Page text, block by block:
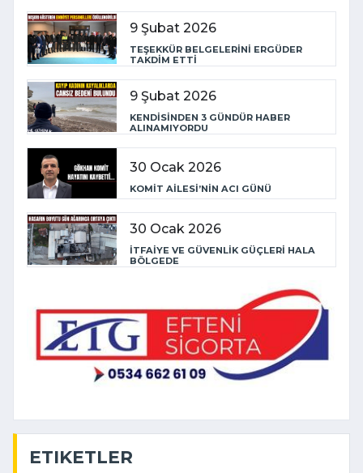
9 Şubat 2026
TEŞEKKÜR BELGELERİNİ ERGÜDER
TAKDİM ETTİ
9 Şubat 2026
KENDİSİNDEN 3 GÜNDÜR HABER
ALINAMIYORDU
30 Ocak 2026
KOMİT AİLESİ’NİN ACI GÜNÜ
30 Ocak 2026
İTFAİYE VE GÜVENLİK GÜÇLERİ HALA
BÖLGEDE
ETIKETLER